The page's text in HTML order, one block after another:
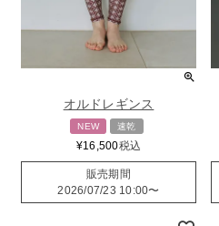
オルドレギンス
NEW 速乾
¥16,500税込
販売期間
2026/07/23 10:00〜